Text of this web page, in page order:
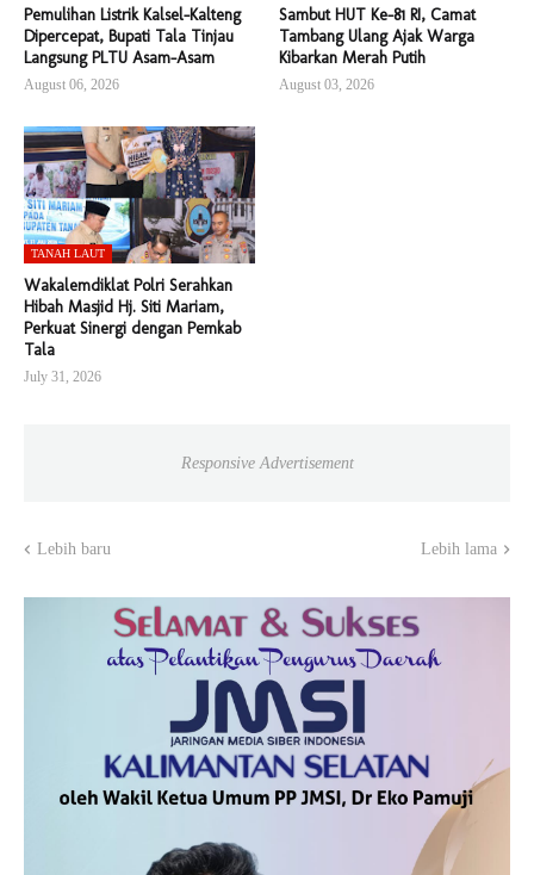
Pemulihan Listrik Kalsel-Kalteng
Dipercepat, Bupati Tala Tinjau
Langsung PLTU Asam-Asam
August 06, 2026
Sambut HUT Ke-81 RI, Camat
Tambang Ulang Ajak Warga
Kibarkan Merah Putih
August 03, 2026
TANAH LAUT
Wakalemdiklat Polri Serahkan
Hibah Masjid Hj. Siti Mariam,
Perkuat Sinergi dengan Pemkab
Tala
July 31, 2026
Responsive Advertisement
Lebih baru Lebih lama